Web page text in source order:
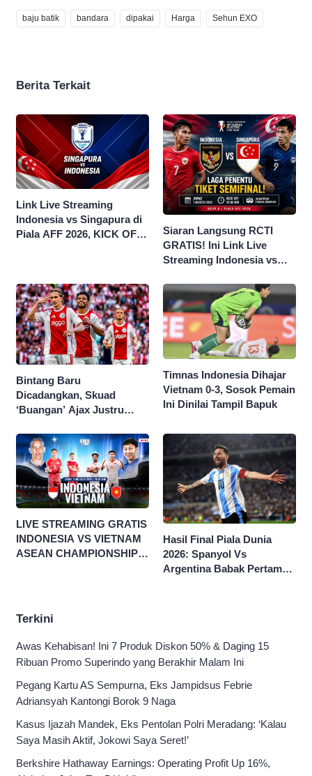
baju batik bandara dipakai Harga Sehun EXO
Berita Terkait
Link Live Streaming
Indonesia vs Singapura di
Piala AFF 2026, KICK OFF
Siaran Langsung RCTI
GRATIS! Ini Link Live
Streaming Indonesia vs
2026
Bintang Baru
Dicadangkan, Skuad
‘Buangan’ Ajax Justru
Timnas Indonesia Dihajar
Vietnam 0-3, Sosok Pemain
Ini Dinilai Tampil Bapuk
LIVE STREAMING GRATIS
INDONESIA VS VIETNAM
ASEAN CHAMPIONSHIP
Hasil Final Piala Dunia
2026: Spanyol Vs
Argentina Babak Pertama
Terkini
Awas Kehabisan! Ini 7 Produk Diskon 50% & Daging 15
Ribuan Promo Superindo yang Berakhir Malam Ini
Pegang Kartu AS Sempurna, Eks Jampidsus Febrie
Adriansyah Kantongi Borok 9 Naga
Kasus Ijazah Mandek, Eks Pentolan Polri Meradang: ‘Kalau
Saya Masih Aktif, Jokowi Saya Seret!’
Berkshire Hathaway Earnings: Operating Profit Up 16%,